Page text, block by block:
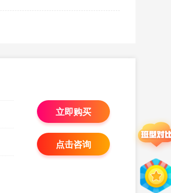
立即购买
点击咨询